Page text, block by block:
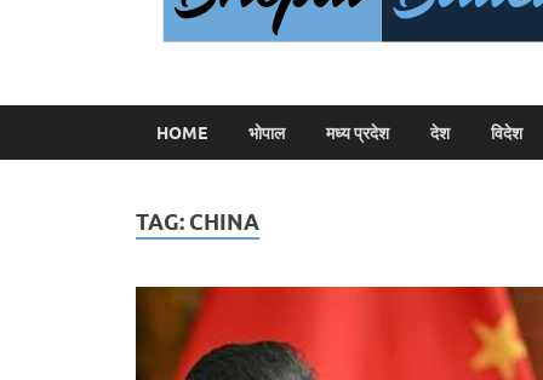
HOME भोपाल मध्य प्रदेश देश विदेश
TAG: CHINA